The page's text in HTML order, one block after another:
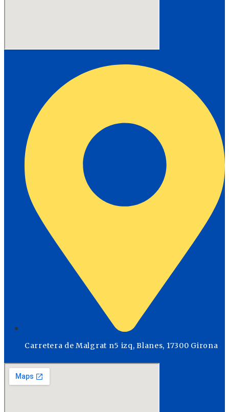
Carretera de Malgrat n5 izq, Blanes, 17300 Girona